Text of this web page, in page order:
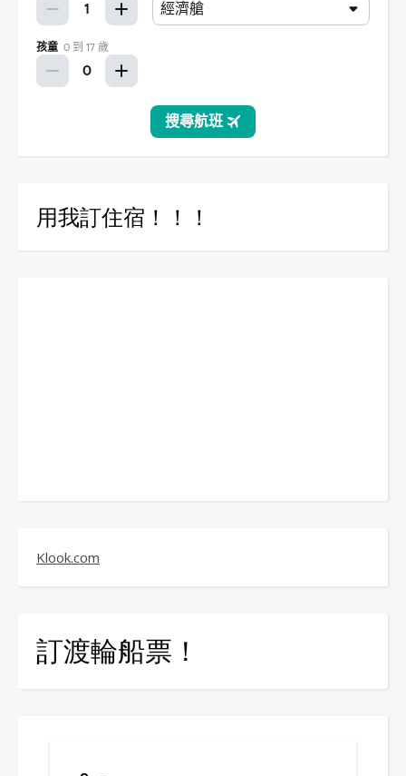
用我訂住宿！！！
Klook.com
訂渡輪船票！